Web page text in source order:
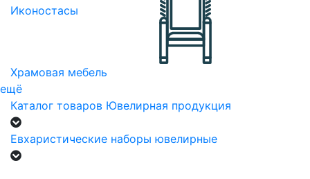
Иконостасы
Храмовая мебель
ещё
Каталог товаров Ювелирная продукция
Евхаристические наборы ювелирные